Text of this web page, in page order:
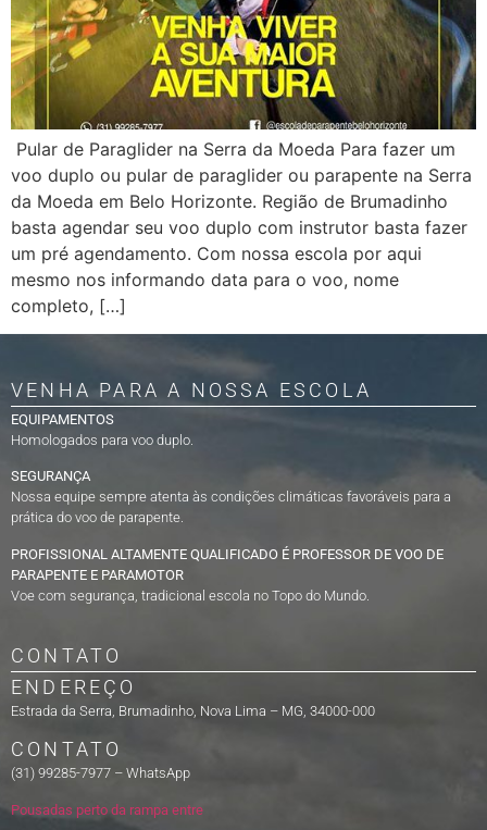
Pular de Paraglider na Serra da Moeda Para fazer um
voo duplo ou pular de paraglider ou parapente na Serra
da Moeda em Belo Horizonte. Região de Brumadinho
basta agendar seu voo duplo com instrutor basta fazer
um pré agendamento. Com nossa escola por aqui
mesmo nos informando data para o voo, nome
completo, […]
VENHA PARA A NOSSA ESCOLA
EQUIPAMENTOS
Homologados para voo duplo.
SEGURANÇA
Nossa equipe sempre atenta às condições climáticas favoráveis para a
prática do voo de parapente.
PROFISSIONAL ALTAMENTE QUALIFICADO É PROFESSOR DE VOO DE
PARAPENTE E PARAMOTOR
Voe com segurança, tradicional escola no Topo do Mundo.
CONTATO
ENDEREÇO
Estrada da Serra, Brumadinho, Nova Lima – MG, 34000-000
CONTATO
(31) 99285-7977 – WhatsApp
Pousadas perto da rampa entre